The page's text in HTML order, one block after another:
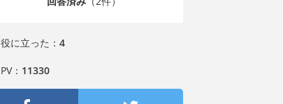
役に立った： 4
PV： 11330